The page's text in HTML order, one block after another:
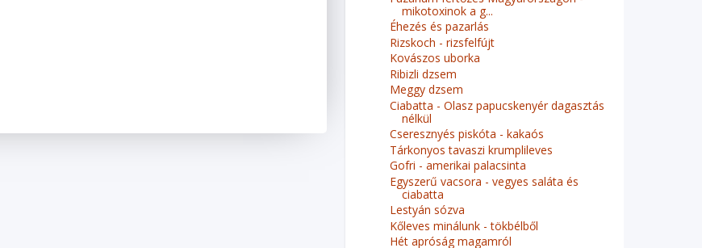
mikotoxinok a g...
Éhezés és pazarlás
Rizskoch - rizsfelfújt
Kovászos uborka
Ribizli dzsem
Meggy dzsem
Ciabatta - Olasz papucskenyér dagasztás
nélkül
Cseresznyés piskóta - kakaós
Tárkonyos tavaszi krumplileves
Gofri - amerikai palacsinta
Egyszerű vacsora - vegyes saláta és
ciabatta
Lestyán sózva
Kőleves minálunk - tökbélből
Hét apróság magamról